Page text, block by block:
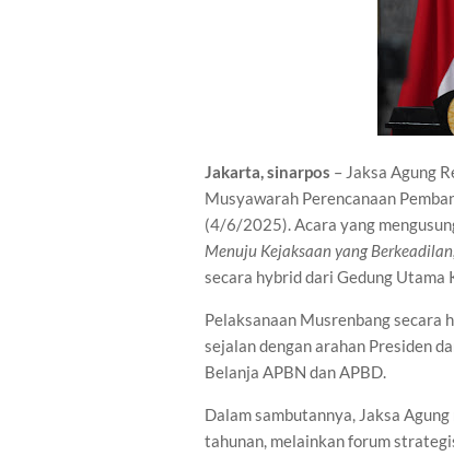
Jakarta, sinarpos – Jaksa Agung
Musyawarah Perencanaan
(4/6/2025). Acara yang
Menuju Kejaksaan yang
secara hybrid dari Gedung Utama
Pelaksanaan Musrenbang secara
sejalan dengan arahan Presiden
Belanja APBN dan APBD.
Dalam sambutannya, Jaksa
tahunan, melainkan forum